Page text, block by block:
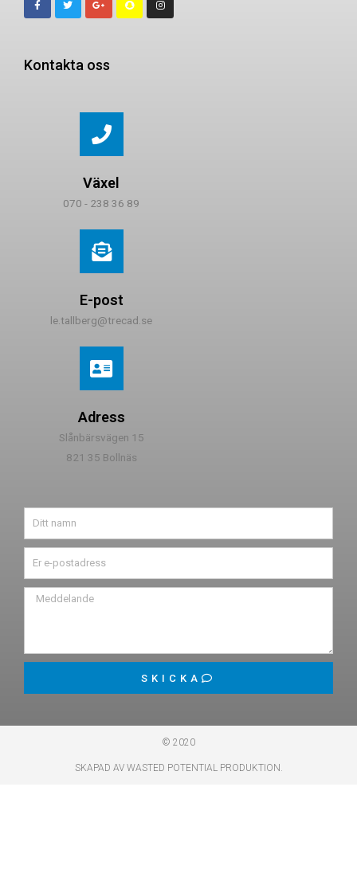
Kontakta oss
Växel
070 - 238 36 89
E-post
le.tallberg@trecad.se
Adress
Slånbärsvägen 15
821 35 Bollnäs
SKICKA
© 2020
SKAPAD AV WASTED POTENTIAL PRODUKTION.